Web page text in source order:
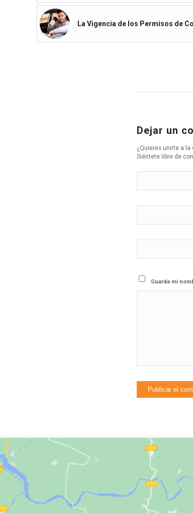
La Vigencia de los Permisos de
Dejar un
¿Quieres unirte a la
Siéntete libre de
Guarda mi